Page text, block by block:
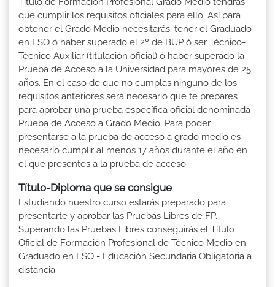
que cumplir los requisitos oficiales para ello. Así para
obtener el Grado Medio necesitarás: tener el Graduado
en ESO ó haber superado el 2º de BUP ó ser Técnico-
Técnico Auxiliar (titulación oficial) ó haber superado la
Prueba de Acceso a la Universidad para mayores de 25
años. En el caso de que no cumplas ninguno de los
requisitos anteriores será necesario que te prepares
para aprobar una prueba específica oficial denominada
Prueba de Acceso a Grado Medio. Para poder
presentarse a la prueba de acceso a grado medio es
necesario cumplir al menos 17 años durante el año en
el que presentes a la prueba de acceso.
Título-Diploma que se consigue
Estudiando nuestro curso estarás preparado para
presentarte y aprobar las Pruebas Libres de FP.
Superando las Pruebas Libres conseguirás el Título
Oficial de Formación Profesional de Técnico Medio en
Graduado en ESO - Educación Secundaria Obligatoria a
distancia